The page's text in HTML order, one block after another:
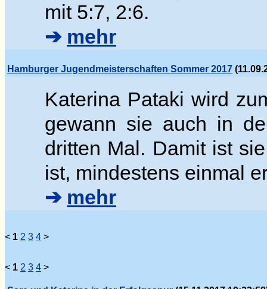
mit 5:7, 2:6.
➔ mehr
Hamburger Jugendmeisterschaften Sommer 2017
Katerina Pataki wird
gewann sie auch in
dritten Mal. Damit ist
ist, mindestens einmal
➔ mehr
< 1 2 3 4 >
< 1 2 3 4 >